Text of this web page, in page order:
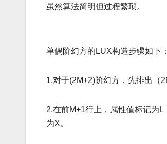
虽然算法简明但过程繁琐。
单偶阶幻方的LUX构造步骤如下：
1.对于(2M+2)阶幻方，先排出（
2.在前M+1行上，属性值标记为
为X。